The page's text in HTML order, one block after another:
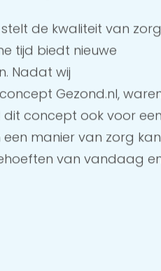
de kwaliteit van zorg
tijd biedt nieuwe
Nadat wij
Gezond.nl,
concept ook voor een
manier van zorg kan
van vandaag